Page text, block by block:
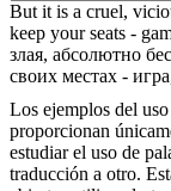
But it is a cruel,
keep your seats -
злая, абсолютно
своих местах -
Los ejemplos del
proporcionan
estudiar el uso de
traducción a otro.